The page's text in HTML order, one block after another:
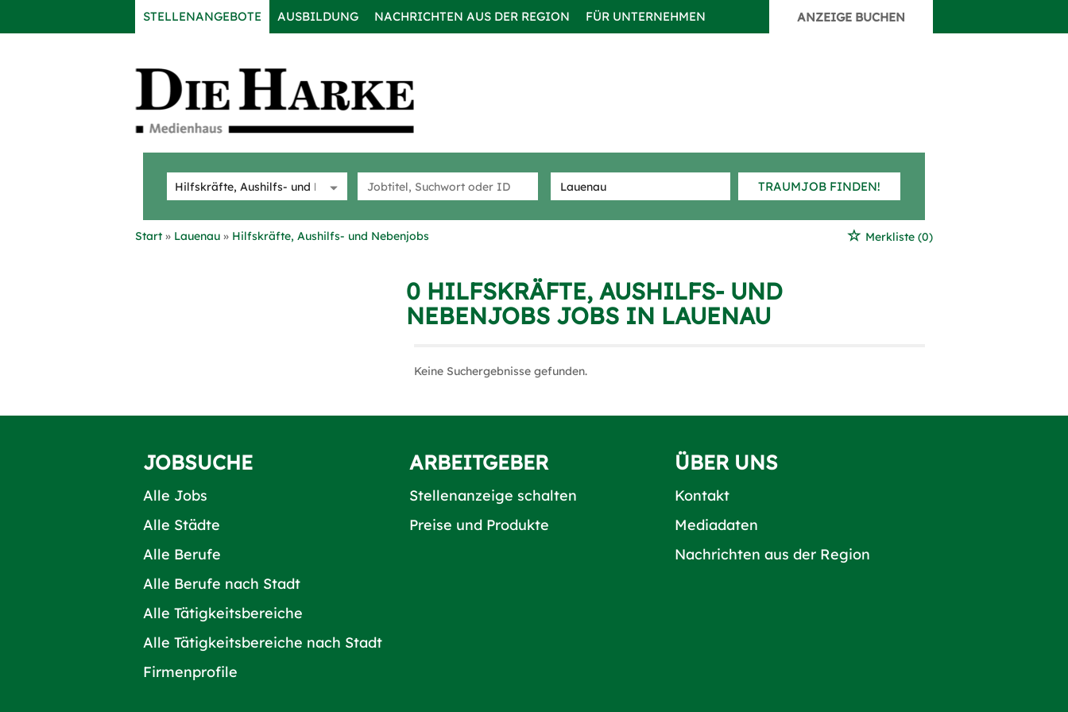
STELLENANGEBOTE AUSBILDUNG NACHRICHTEN AUS DER REGION FÜR UNTERNEHMEN ANZEIGE BUCHEN
TRAUMJOB FINDEN!
Start Lauenau Hilfskräfte, Aushilfs- und Nebenjobs Merkliste (0)
0 HILFSKRÄFTE, AUSHILFS- UND
NEBENJOBS JOBS IN LAUENAU
Keine Suchergebnisse gefunden.
JOBSUCHE
Alle Jobs
Alle Städte
Alle Berufe
Alle Berufe nach Stadt
Alle Tätigkeitsbereiche
Alle Tätigkeitsbereiche nach Stadt
Firmenprofile
ARBEITGEBER
Stellenanzeige schalten
Preise und Produkte
ÜBER UNS
Kontakt
Mediadaten
Nachrichten aus der Region